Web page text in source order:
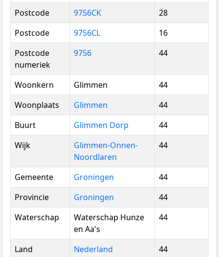
Postcode
9756CK
28
Postcode
9756CL
16
Postcode
numeriek
9756 44
Woonkern Glimmen
44
Woonplaats
Glimmen
44
Buurt
Glimmen Dorp
44
Wijk
Glimmen-Onnen-
Noordlaren
44
Gemeente Groningen
44
Provincie
Groningen
44
Waterschap
Waterschap Hunze
en Aa's
44
Land Nederland 44